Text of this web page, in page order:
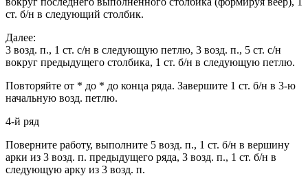
ст. б/н в следующий столбик.
Далее:
3 возд. п., 1 ст. с/н в следующую петлю, 3 возд. п., 5 ст. с/н
вокруг предыдущего столбика, 1 ст. б/н в следующую петлю.
Повторяйте от * до * до конца ряда. Завершите 1 ст. б/н в 3-ю
начальную возд. петлю.
4-й ряд
Поверните работу, выполните 5 возд. п., 1 ст. б/н в вершину
арки из 3 возд. п. предыдущего ряда, 3 возд. п., 1 ст. б/н в
следующую арку из 3 возд. п.